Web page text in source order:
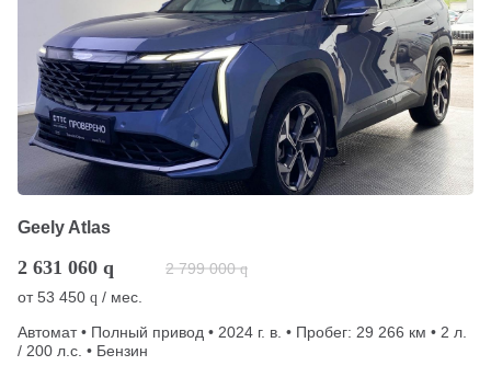
Geely Atlas
2 631 060 q 2 799 000 q
от53 450 q / мес.
Автомат • Полный привод • 2024 г. в. • Пробег: 29 266 км • 2 л.
/ 200 л.с. • Бензин